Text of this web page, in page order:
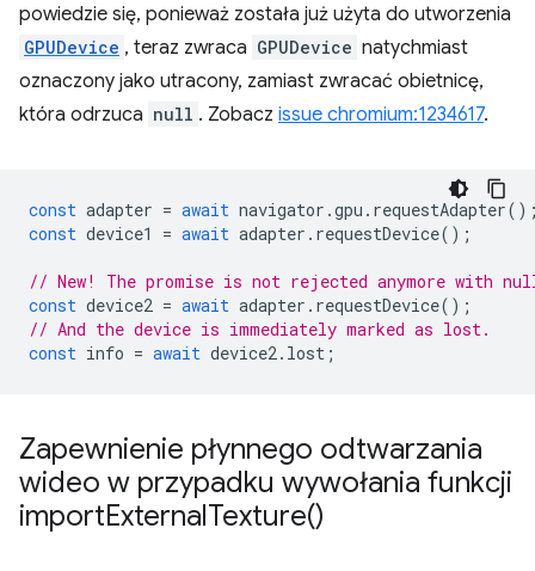
powiedzie się, ponieważ została już użyta do utworzenia
GPUDevice , teraz zwraca GPUDevice natychmiast
oznaczony jako utracony, zamiast zwracać obietnicę,
która odrzuca null . Zobacz issue chromium:1234617.
const adapter = await navigator .gpu . requestAdapter
const device1 = await adapter . requestDevice();
// New! The promise is not rejected anymore with
const device2 = await adapter . requestDevice();
// And the device is immediately marked as lost.
const info = await device2. lost ;
Zapewnienie płynnego odtwarzania
wideo w przypadku wywołania funkcji
importExternalTexture()